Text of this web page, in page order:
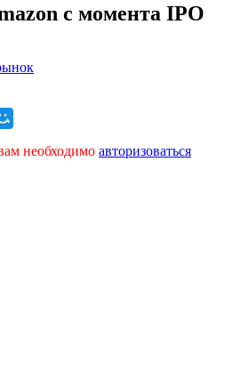
с момента IPO
необходимо авторизоваться